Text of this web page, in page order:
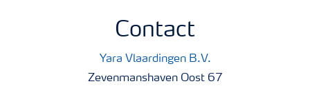
Contact
Yara Vlaardingen B.V.
Zevenmanshaven Oost 67